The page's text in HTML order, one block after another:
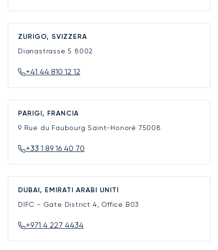
ZURIGO, SVIZZERA
Dianastrasse 5 8002
+41 44 810 12 12
PARIGI, FRANCIA
9 Rue du Faubourg Saint-Honoré 75008
+33 1 89 16 40 70
DUBAI, EMIRATI ARABI UNITI
DIFC - Gate District 4, Office B03
+971 4 227 4434